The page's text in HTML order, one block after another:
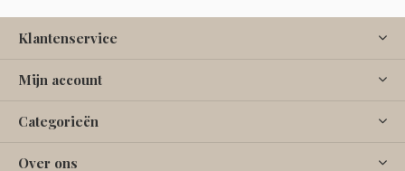
Klantenservice
Mijn account
Categorieën
Over ons